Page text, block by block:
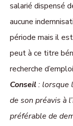
salarié dispensé
aucune
période mais il
peut à ce titre
recherche
Conseil: lorsque
de son préavis à
préférable de